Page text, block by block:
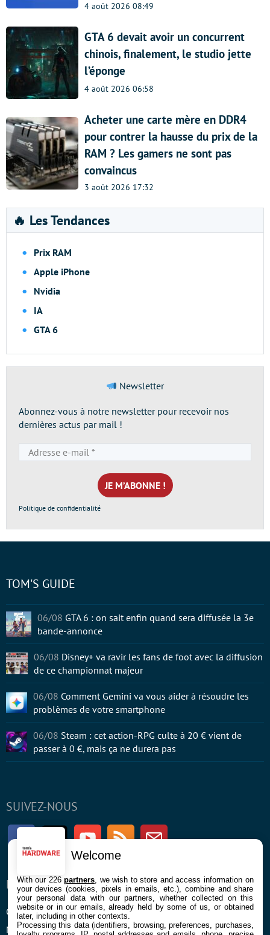
4 août 2026 08:49
GTA 6 devait avoir un concurrent
chinois, finalement, le studio jette
l’éponge
4 août 2026 06:58
Acheter une carte mère en DDR4
pour contrer la hausse du prix de la
RAM ? Les gamers ne sont pas
convaincus
3 août 2026 17:32
🔥 Les Tendances
Prix RAM
Apple iPhone
Nvidia
IA
GTA 6
Newsletter
Abonnez-vous à notre newsletter pour recevoir nos
dernières actus par mail !
e-
mail
*
Politique de confidentialité
SUIVEZ-NOUS
FacebookTwitter Youtube RSS Newsletter
ENTREPRISE
Confidentialité et Cookies
Mentions légales et CGU
À PROPOS
Contact
TOM'S GUIDE
06/08 GTA 6 : on sait enfin quand sera diffusée la 3e
bande-annonce
06/08 Disney+ va ravir les fans de foot avec la diffusion
de ce championnat majeur
06/08 Comment Gemini va vous aider à résoudre les
problèmes de votre smartphone
06/08 Steam : cet action-RPG culte à 20 € vient de
passer à 0 €, mais ça ne durera pas
Welcome
With our 226partners , we wish to store and access information on
your devices (cookies, pixels in emails, etc.), combine and share
your personal data with our partners, whether collected on this
website or in our emails, already held by some of us, or obtained
later, including in other contexts.
Processing this data (identifiers, browsing, preferences, purchases,